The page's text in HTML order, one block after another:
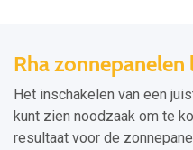
Rha
Het inschakelen van een
kunt zien noodzaak om te
resultaat voor de